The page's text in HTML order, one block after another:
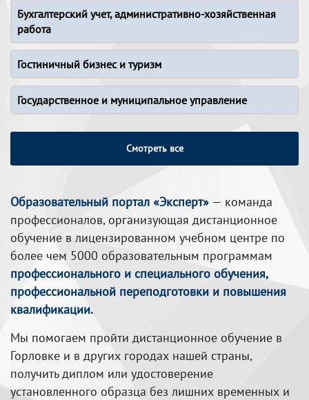
Бухгалтерский учет, административно-хозяйственная
работа
Гостиничный бизнес и туризм
Государственное и муниципальное управление
Смотреть все
Образовательный портал «Эксперт» — команда
профессионалов, организующая дистанционное
обучение в лицензированном учебном центре по
более чем 5000 образовательным программам
профессионального и специального обучения,
профессиональной переподготовки и повышения
квалификации.
Мы помогаем пройти дистанционное обучение в
Горловке и в других городах нашей страны,
получить диплом или удостоверение
установленного образца без лишних временных и